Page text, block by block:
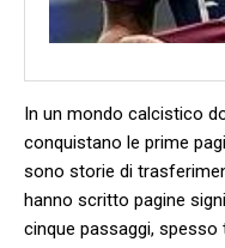
In un mondo calcistico
conquistano le prime
sono ⁣storie​ di
hanno scritto pagine
cinque passaggi,